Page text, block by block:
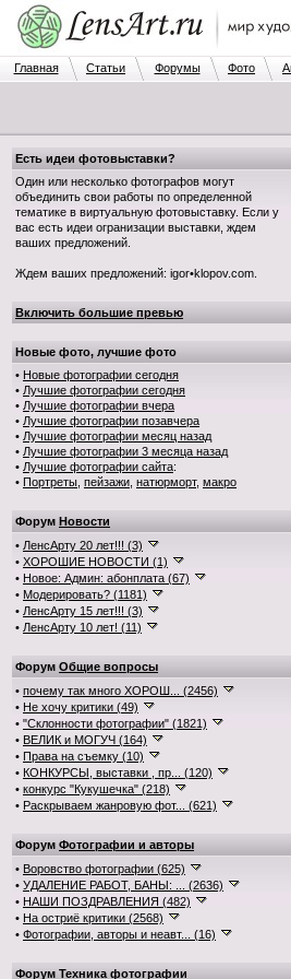
Главная Статьи Форумы Фото
Есть идеи фотовыставки?
Один или несколько фотографов могут
объединить свои работы по определенной
тематике в виртуальную фотовыставку. Если у
вас есть идеи огранизации выставки, ждем
ваших предложений.
Ждем ваших предложений: igor•klopov.com.
Включить большие превью
Новые фото, лучшие фото
• Новые фотографии сегодня
• Лучшие фотографии сегодня
• Лучшие фотографии вчера
• Лучшие фотографии позавчера
• Лучшие фотографии месяц назад
• Лучшие фотографии 3 месяца назад
• Лучшие фотографии сайта:
• Портреты пейзажи натюрморт, макро
Форум Новости
• ЛенсАрту 20 лет!!! (3)
• ХОРОШИЕ НОВОСТИ (1)
• Новое: Админ: абонплата (67)
• Модерировать? (1181)
• ЛенсАрту 15 лет!!! (3)
• ЛенсАрту 10 лет! (11)
Форум Общие вопросы
• почему так много ХОРОШ... (2456)
• Не хочу критики (49)
• "Склонности фотографии" (1821)
• ВЕЛИК и МОГУЧ (164)
• Права на съемку (10)
• КОНКУРСЫ, выставки , пр... (120)
• конкурс "Кукушечка" (218)
• Раскрываем жанровую фот... (621)
Форум Фотографии и авторы
• Воровство фотографии (625)
• УДАЛЕНИЕ РАБОТ, БАНЫ: ... (2636)
• НАШИ ПОЗДРАВЛЕНИЯ (482)
• На остриё критики (2568)
• Фотографии, авторы и неавт... (16)
Форум Техника фотографии